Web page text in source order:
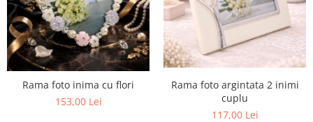
WONDERLUST
MORRIS&AMP;CO
KINGSLEY
SERENDIPITY GOLD
SERENDIPITY PLATINUM
Rama foto inima cu flori
153,00 Lei
Rama foto argintata 2 inimi
cuplu
117,00 Lei